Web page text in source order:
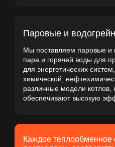
высокую эффективность
теплообменное
соответствует строгим
и эффективности, что
и бесперебойную
эксплуатационных
поставку, установку и
гарантировать надежную работу
всего срока эксплуатации.